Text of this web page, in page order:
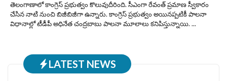
తెలంగాణాలో కాంగ్రెస్‌ ప్రభుత్వం కొలువుదీరింది. సీఎంగా రేవంత్‌ ప్రమాణ స్వీకారం
చేసిన నాటి నుంచి బిజీబిజీగా ఉన్నారు. కాంగ్రెస్‌ ప్రభుత్వం అయినప్పటికీ పాలనా
విధానాల్లో టీడీపీ అధినేత చంద్రబాబు పాలనా మూలాలు కనిపిస్తున్నాయి. ...
LATEST NEWS